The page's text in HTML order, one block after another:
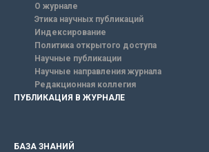
О журнале
Этика научных публикаций
Индексирование
Политика открытого доступа
Научные публикации
Научные направления журнала
Редакционная коллегия
ПУБЛИКАЦИЯ В ЖУРНАЛЕ
БАЗА ЗНАНИЙ